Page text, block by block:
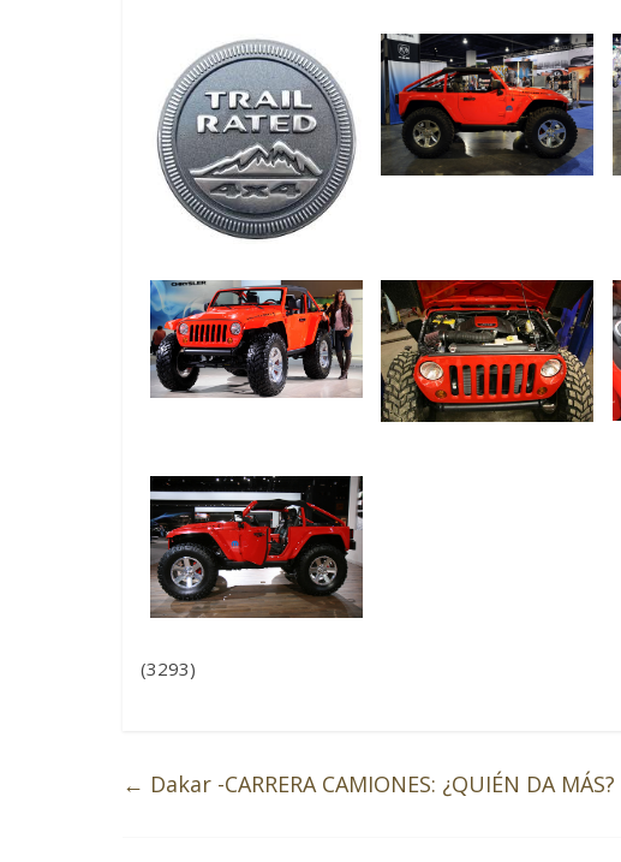
(3293)
← Dakar -CARRERA CAMIONES: ¿QUIÉN DA MÁS?